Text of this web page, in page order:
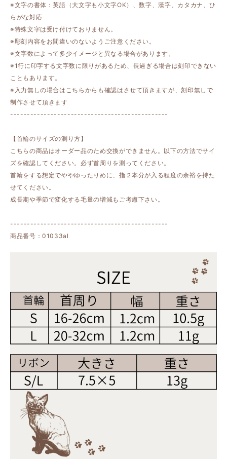
※文字の書体：英語（大文字も小文字OK）、数字、漢字、カタカナ、ひ
らがな対応
※特殊文字は受け付けておりません。
※彫刻内容をお間違いのないようご注意ください。
※文字数によって多少イメージと異なる場合があります。
※1行に印字する文字数に限りがあるため、長過ぎる場合は刻印できない
こともあります。
※入力無しの場合はこちらからも確認はさせて頂きますが、刻印無しで
制作させて頂きます
-----------------------------------------------
【首輪のサイズの測り方】
こちらの商品はオーダー品のため交換ができません。以下の方法でサイ
ズを確認してください。必ず首周りを測ってください。
首輪をする想定でややゆったりめに、指２本分が入る程度の余裕を持た
せてください。
成長期や季節で変化する毛量の増減もご考慮下さい。
-----------------------------------------------
商品番号：01033al